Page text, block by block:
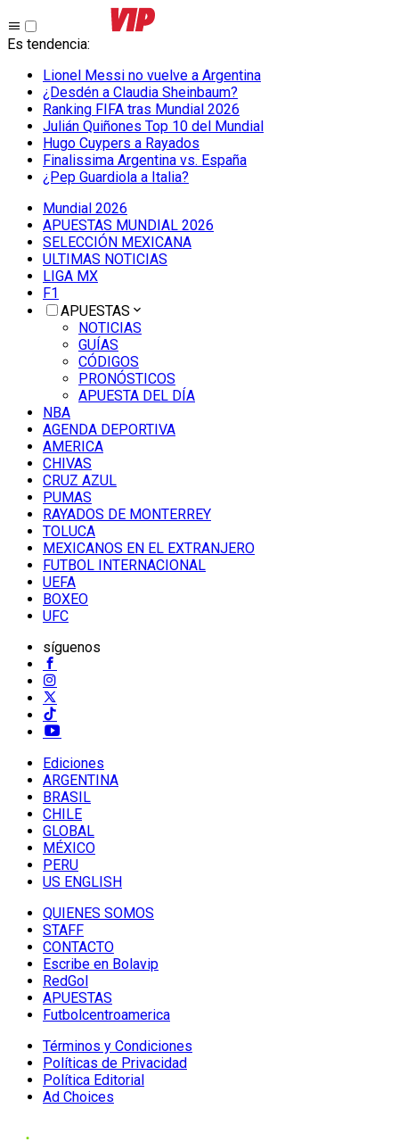
Es tendencia:
Lionel Messi no vuelve a Argentina
¿Desdén a Claudia Sheinbaum?
Ranking FIFA tras Mundial 2026
Julián Quiñones Top 10 del Mundial
Hugo Cuypers a Rayados
Finalissima Argentina vs. España
¿Pep Guardiola a Italia?
Mundial 2026
APUESTAS MUNDIAL 2026
SELECCIÓN MEXICANA
ULTIMAS NOTICIAS
LIGA MX
F1
APUESTAS
NOTICIAS
GUÍAS
CÓDIGOS
PRONÓSTICOS
APUESTA DEL DÍA
NBA
AGENDA DEPORTIVA
AMERICA
CHIVAS
CRUZ AZUL
PUMAS
RAYADOS DE MONTERREY
TOLUCA
MEXICANOS EN EL EXTRANJERO
FUTBOL INTERNACIONAL
UEFA
BOXEO
UFC
síguenos
Ediciones
ARGENTINA
BRASIL
CHILE
GLOBAL
MÉXICO
PERU
US ENGLISH
QUIENES SOMOS
STAFF
CONTACTO
Escribe en Bolavip
RedGol
APUESTAS
Futbolcentroamerica
Términos y Condiciones
Políticas de Privacidad
Política Editorial
Ad Choices